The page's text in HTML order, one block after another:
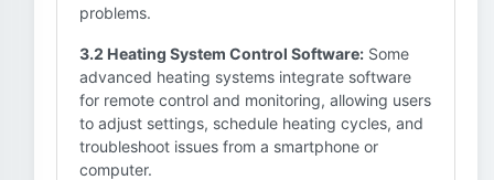
problems.
3.2 Heating System Control Software: Some
advanced heating systems integrate software
for remote control and monitoring, allowing users
to adjust settings, schedule heating cycles, and
troubleshoot issues from a smartphone or
computer.